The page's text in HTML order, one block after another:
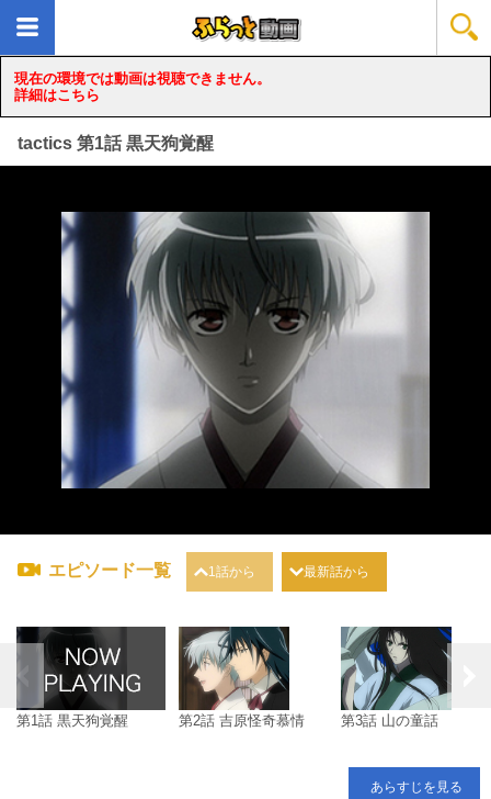
現在の環境では動画は視聴できません。
詳細はこちら
tactics 第1話 黒天狗覚醒
loading...
エピソード一覧 1話から 最新話から
第1話 黒天狗覚醒 第2話 吉原怪奇慕情 第3話 山の童話
あらすじを見る